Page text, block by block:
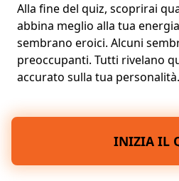
Alla fine del quiz, scoprirai
abbina meglio alla tua
sembrano eroici. Alcuni
preoccupanti. Tutti rivelano
accurato sulla tua personalità.
INIZIA IL